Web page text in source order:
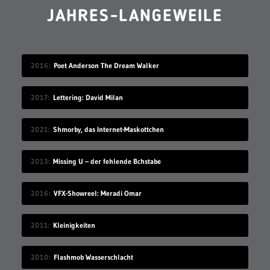
JAHRES-LANGEWEILE
2016 Poet Anderson The Dream Walker
2017 Lettering: David Milan
2021 Shmorby, das Internet-Maskottchen
2013 Missing U – der fehlende Bchstabe
2016 VFX-Showreel: Meradi Omar
2011 Kleinigkeiten
2010 Flashmob Wasserschlacht